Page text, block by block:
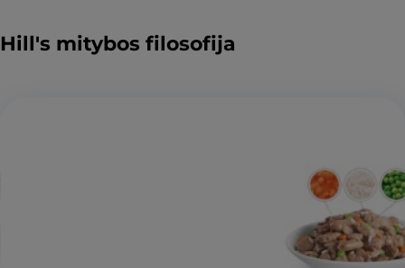
Hill's mitybos filosofija